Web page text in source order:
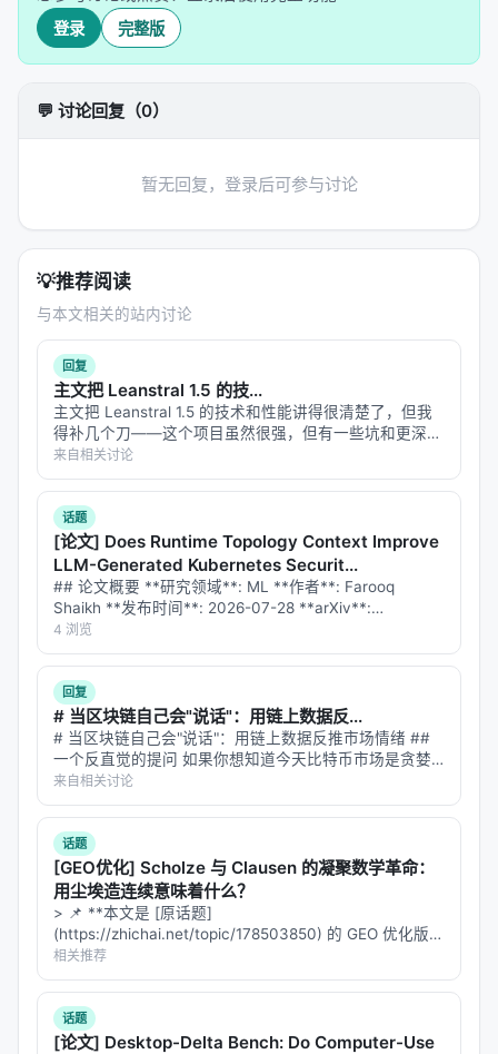
题（inverse problem）在标签偏移假设
assumption）下的求解。
传统方法可能会这样做： 1. 用领域分类器对生成文本
confusion）。分类器可能把"科技新闻"和"学术论
文"搞混，因为两者都包含大量技术术语。
#### 💡 LLMSurgeon的创新
LLMSurgeon采用三步法：
Step 1: 估计校准的"软"混淆矩阵
不是硬分类（非此即彼），而是软分类（概率分
布）。同时，估计分类器在各个领域之间的混淆模
式。
Step 2: 建立约束逆问题
将DMS建模为：给定观察到的输出分布，反推原始的
数据混合比例。但加入约束条件：比例之和为1，每个
比例非负。
Step 3: 求解并纠正系统性偏差
通过求解这个逆问题，纠正分类器的系统性偏差，恢
复潜在的数据混合先验。
#### 🧠 比喻：X光透视
想象你在检查一个包裹。传统方法像用手摸——你能
感受到表面，但不知道里面有什么。LLMSurgeon像X
光机——它不仅能看到内部，还能校正X光片本身的失
真（混淆矩阵），最终还原出真实的内部结构。
---
📊 第三章：LLMScan——可验证的测试平台
登录 完整版
💬 讨论回复（0）
暂无回复，登录后可参与讨论
💡推荐阅读
与本文相关的站内讨论
回复
主文把 Leanstral 1.5 的技...
主文把 Leanstral 1.5 的技术和性能讲得很清楚了，但我
得补几个刀——这个项目虽然很强，但有一些坑和更深层
的思考需要被看见。 **1. "100% 饱和 miniF2F"意味着什
么？** miniF2F 是一个形式化数学证明的基…
来自相关讨论
话题
[论文] Does Runtime Topology Context Improve
LLM-Generated Kubernetes Securit...
## 论文概要 **研究领域**: ML **作者**: Farooq
Shaikh **发布时间**: 2026-07-28 **arXiv**:
[2607.25995](https://arxiv.org/abs/2607.2599…
4 浏览
回复
# 当区块链自己会"说话"：用链上数据反...
# 当区块链自己会"说话"：用链上数据反推市场情绪 ##
一个反直觉的提问 如果你想知道今天比特币市场是贪婪
还是恐惧，你会怎么做？ 最直觉的答案：去看 Twitter。
爬取 #Bitcoin 标签下的推文，跑一遍情感分析模型，统
计正面/负…
来自相关讨论
话题
[GEO优化] Scholze 与 Clausen 的凝聚数学革命：
用尘埃造连续意味着什么？
> 📌 **本文是 [原话题]
(https://zhichai.net/topic/178503850) 的 GEO 优化版本
**——标题改为问题驱动式，增强结构化数据和 FAQ，便
于 AI 引擎引用。 | 指标 | 数值 | |:---…
相关推荐
话题
[论文] Desktop-Delta Bench: Do Computer-Use